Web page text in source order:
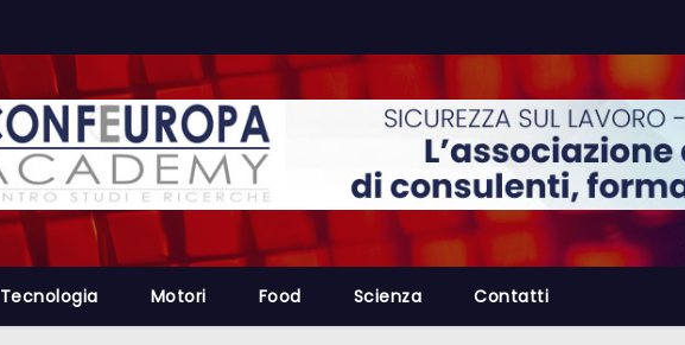
Tecnologia Motori Food Scienza Contatti